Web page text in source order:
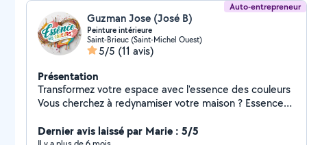
Auto-entrepreneur
Guzman Jose (José B)
Peinture intérieure
Saint-Brieuc (Saint-Michel Ouest)
5/5 (11 avis)
Présentation
Transformez votre espace avec l'essence des couleurs
Vous cherchez à redynamiser votre maison ? Essence
intérieure , prêts à concrétiser la vision que vous avez
Dernier avis laissé par Marie : 5/5